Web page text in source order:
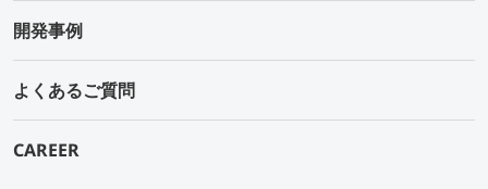
開発事例
よくあるご質問
CAREER